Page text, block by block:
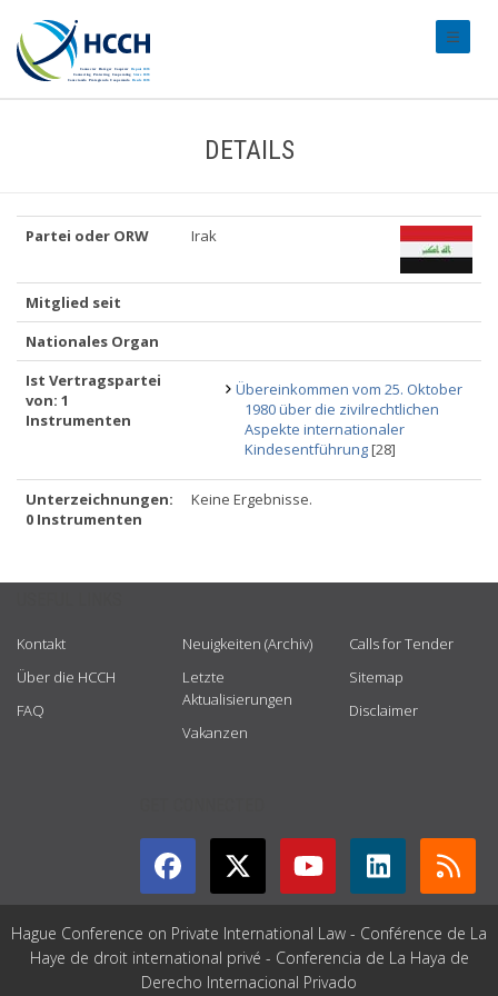
DETAILS
Partei oder ORW Irak
Mitglied seit
Nationales Organ
Ist Vertragspartei
von: 1
Instrumenten
Übereinkommen vom 25. Oktober
1980 über die zivilrechtlichen
Aspekte internationaler
Kindesentführung[28]
Unterzeichnungen:
0 Instrumenten
Keine Ergebnisse.
Kontakt
Über die HCCH
FAQ
Neuigkeiten (Archiv)
Letzte
Aktualisierungen
Vakanzen
Calls for Tender
Sitemap
Disclaimer
Hague Conference on Private International Law - Conférence de La
Haye de droit international privé - Conferencia de La Haya de
Derecho Internacional Privado